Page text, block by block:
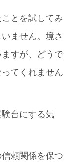
ことを試してみ
ません。境さ
すが、どうで
てくれません
験台にする気
頼関係を保つ